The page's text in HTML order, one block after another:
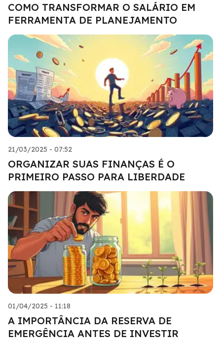
COMO TRANSFORMAR O SALÁRIO EM
FERRAMENTA DE PLANEJAMENTO
21/03/2025 - 07:52
ORGANIZAR SUAS FINANÇAS É O
PRIMEIRO PASSO PARA LIBERDADE
01/04/2025 - 11:18
A IMPORTÂNCIA DA RESERVA DE
EMERGÊNCIA ANTES DE INVESTIR